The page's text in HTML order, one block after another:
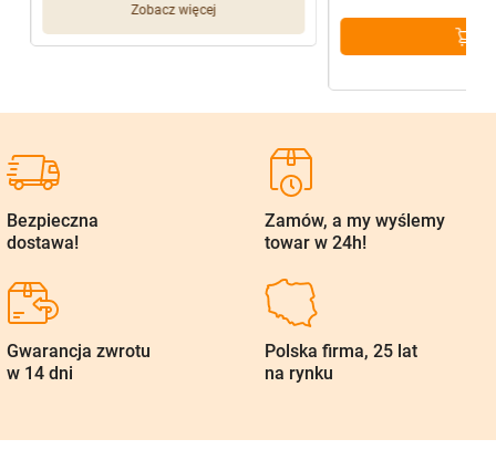
Zobacz więcej
Bezpieczna
dostawa!
Zamów, a my wyślemy
towar w 24h!
Gwarancja zwrotu
w 14 dni
Polska firma, 25 lat
na rynku